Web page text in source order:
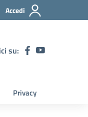
Accedi
su:
Privacy